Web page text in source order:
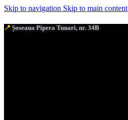
Skip to navigation Skip to main content
📍 Șoseaua Pipera Tunari, nr. 34B